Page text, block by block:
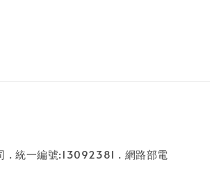
. 統一編號:13092381 . 網路部電